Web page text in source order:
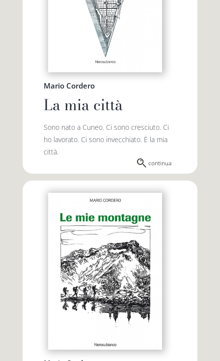
Mario Cordero
La mia città
Sono nato a Cuneo. Ci sono cresciuto. Ci
ho lavorato. Ci sono invecchiato. È la mia
città.
continua